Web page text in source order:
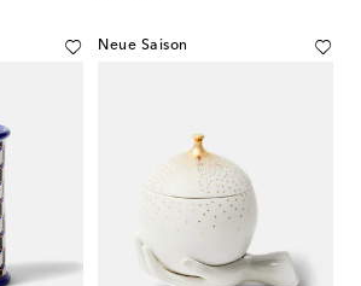
Neue Saison